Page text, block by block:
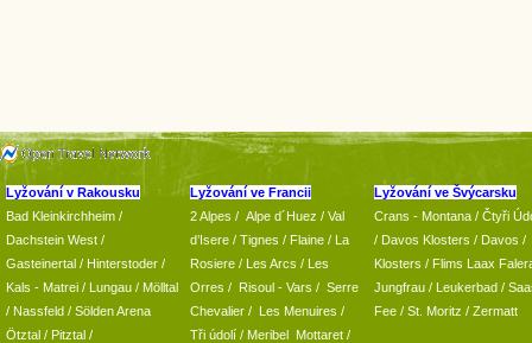
Lyžování v Rakousku
Bad Kleinkirchheim /
Dachstein West /
Gasteinertal / Hinterstoder /
Kals - Matrei / Lungau / Mölltal
/ Nassfeld / Sölden Arena
Ötztal / Pitztal /
Lyžování ve Francii
2 Alpes / Alpe d´Huez / Val
d’Isere / Tignes / Flaine / La
Rosiere / Les Arcs / Les
Orres / Risoul - Vars / Serre
Chevalier / Les Menuires /
Tři údolí / Meribel Mottaret /
Lyžování ve Švýcarsku
Crans - Montana / Čtyři
/ Davos Klosters / Davos /
Klosters / Flims Laax
Jungfrau / Leukerbad /
Fee / St. Moritz / Zermatt